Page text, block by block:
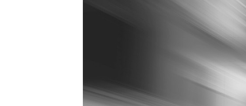
Influencer marketing
Interne communicatie